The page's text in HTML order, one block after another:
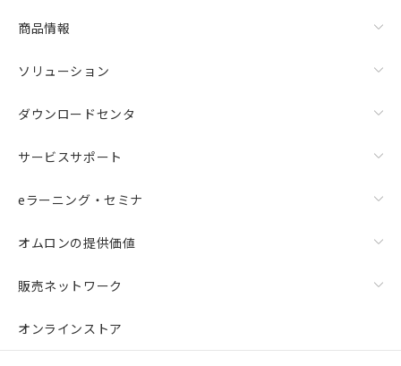
商品情報
ソリューション
ダウンロードセンタ
サービスサポート
eラーニング・セミナ
オムロンの提供価値
販売ネットワーク
オンラインストア